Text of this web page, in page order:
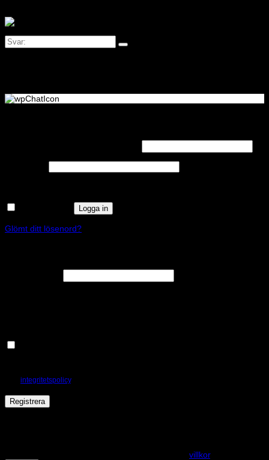
Obligatoriskt
Logga in
Glömt ditt lösenord?
integritetspolicy.
Registrera
villkor.